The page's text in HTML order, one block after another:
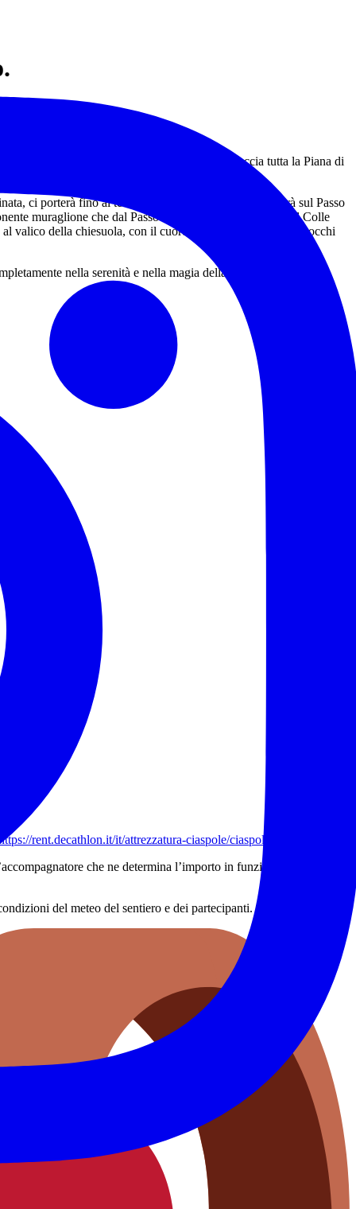
godere di un panorama unico che abbraccia tutta la Piana di
ci porterà fino al termine della valle, dove si affaccerà sul Passo
muraglione che dal Passo del Morretano arriva fino al Colle
valico della chiesuola, con il cuore pieno di emozioni e gli occhi
nella serenità e nella magia della montagna.
rent.decathlon.it/it/attrezzatura-ciaspole/ciaspole-bastoni
che ne determina l’importo in funzione dei diversi
del meteo del sentiero e dei partecipanti.